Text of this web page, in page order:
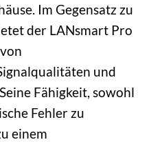
Im Gegensatz zu
der LANsmart Pro
und
Fähigkeit, sowohl
Fehler zu
einem